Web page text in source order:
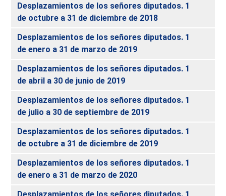
Desplazamientos de los señores diputados. 1
de octubre a 31 de diciembre de 2018
Desplazamientos de los señores diputados. 1
de enero a 31 de marzo de 2019
Desplazamientos de los señores diputados. 1
de abril a 30 de junio de 2019
Desplazamientos de los señores diputados. 1
de julio a 30 de septiembre de 2019
Desplazamientos de los señores diputados. 1
de octubre a 31 de diciembre de 2019
Desplazamientos de los señores diputados. 1
de enero a 31 de marzo de 2020
Desplazamientos de los señores diputados. 1